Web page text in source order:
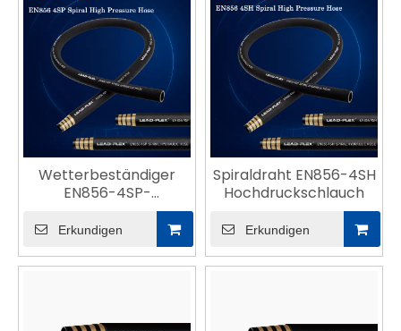
Wetterbeständiger
EN856-4SP-
Hydraulikschlauch
Erkundigen
Spiraldraht EN856-4SH
Hochdruckschlauch
Erkundigen